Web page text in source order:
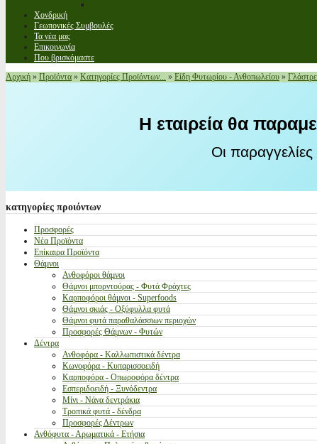
Χονδρική
Γεωπονικές Συμβουλές
Τα νέα μας
Επικοινωνία
Που βρισκόμαστε
Αρχική » Προϊόντα » Κατηγορίες Προϊόντων... » Είδη Φυτωρίου - Ανθοπωλείου »
Η εταιρεία θα
Οι
κατηγορίες προιόντων
Προσφορές
Νέα Προϊόντα
Επίκαιρα Προϊόντα
Θάμνοι
Ανθοφόροι θάμνοι
Θάμνοι μπορντούρας - Φυτά Φράχτες
Καρποφόροι θάμνοι - Superfoods
Θάμνοι σκιάς - Οξύφυλλα φυτά
Θάμνοι φυτά παραθαλάσσιων περιοχών
Προσφορές Θάμνων - Φυτών
Δέντρα
Ανθοφόρα - Καλλωπιστικά δέντρα
Κωνοφόρα - Κυπαρισσοειδή
Καρποφόρα - Οπωροφόρα δέντρα
Εσπεριδοειδή - Ξυνόδεντρα
Μίνι - Νάνα δεντράκια
Τροπικά φυτά - δένδρα
Προσφορές Δέντρων
Ανθόφυτα - Αρωματικά - Ετήσια